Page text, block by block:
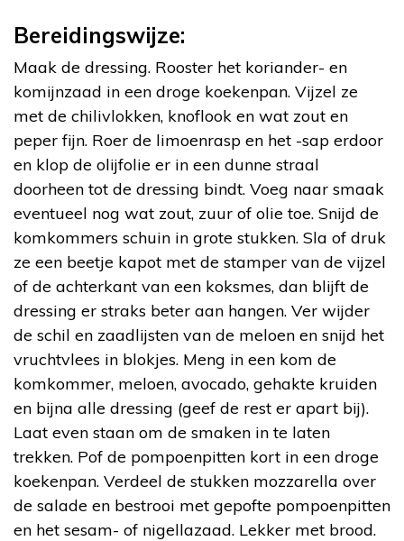
Bereidingswijze:
Maak de dressing. Rooster het koriander- en
komijnzaad in een droge koekenpan. Vijzel ze
met de chilivlokken, knoflook en wat zout en
peper fijn. Roer de limoenrasp en het -sap erdoor
en klop de olijfolie er in een dunne straal
doorheen tot de dressing bindt. Voeg naar smaak
eventueel nog wat zout, zuur of olie toe. Snijd de
komkommers schuin in grote stukken. Sla of druk
ze een beetje kapot met de stamper van de vijzel
of de achterkant van een koksmes, dan blijft de
dressing er straks beter aan hangen. Ver wijder
de schil en zaadlijsten van de meloen en snijd het
vruchtvlees in blokjes. Meng in een kom de
komkommer, meloen, avocado, gehakte kruiden
en bijna alle dressing (geef de rest er apart bij).
Laat even staan om de smaken in te laten
trekken. Pof de pompoenpitten kort in een droge
koekenpan. Verdeel de stukken mozzarella over
de salade en bestrooi met gepofte pompoenpitten
en het sesam- of nigellazaad. Lekker met brood.